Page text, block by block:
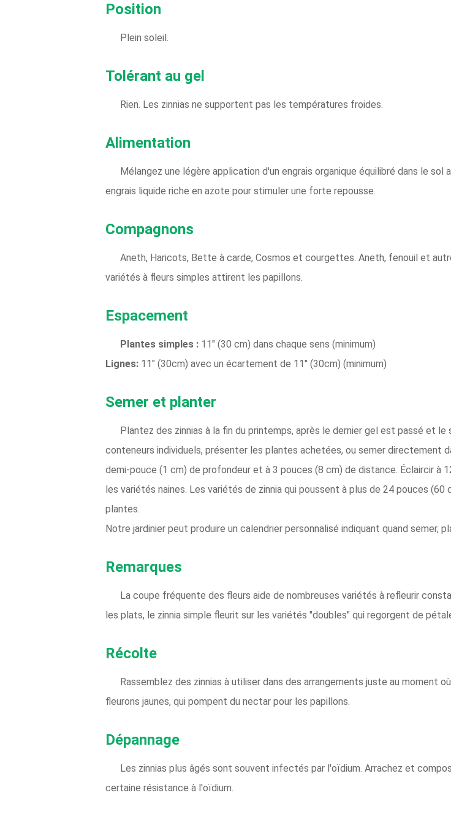
Position
Plein soleil.
Tolérant au gel
Rien. Les zinnias ne supportent pas les températures froides.
Alimentation
Mélangez une légère application d'un engrais organique équilibré dans le
engrais liquide riche en azote pour stimuler une forte repousse.
Compagnons
Aneth, Haricots, Bette à carde, Cosmos et courgettes. Aneth, fenouil et
variétés à fleurs simples attirent les papillons.
Espacement
Plantes simples : 11" (30 cm) dans chaque sens (minimum)
Lignes: 11" (30cm) avec un écartement de 11" (30cm) (minimum)
Semer et planter
Plantez des zinnias à la fin du printemps, après le dernier gel est passé et
conteneurs individuels, présenter les plantes achetées, ou semer directement
demi-pouce (1 cm) de profondeur et à 3 pouces (8 cm) de distance. Éclaircir
les variétés naines. Les variétés de zinnia qui poussent à plus de 24 pouces
plantes.
Notre jardinier peut produire un calendrier personnalisé indiquant quand semer,
Remarques
La coupe fréquente des fleurs aide de nombreuses variétés à refleurir
les plats, le zinnia simple fleurit sur les variétés "doubles" qui regorgent de
Récolte
Rassemblez des zinnias à utiliser dans des arrangements juste au moment
fleurons jaunes, qui pompent du nectar pour les papillons.
Dépannage
Les zinnias plus âgés sont souvent infectés par l'oïdium. Arrachez et
certaine résistance à l'oïdium.